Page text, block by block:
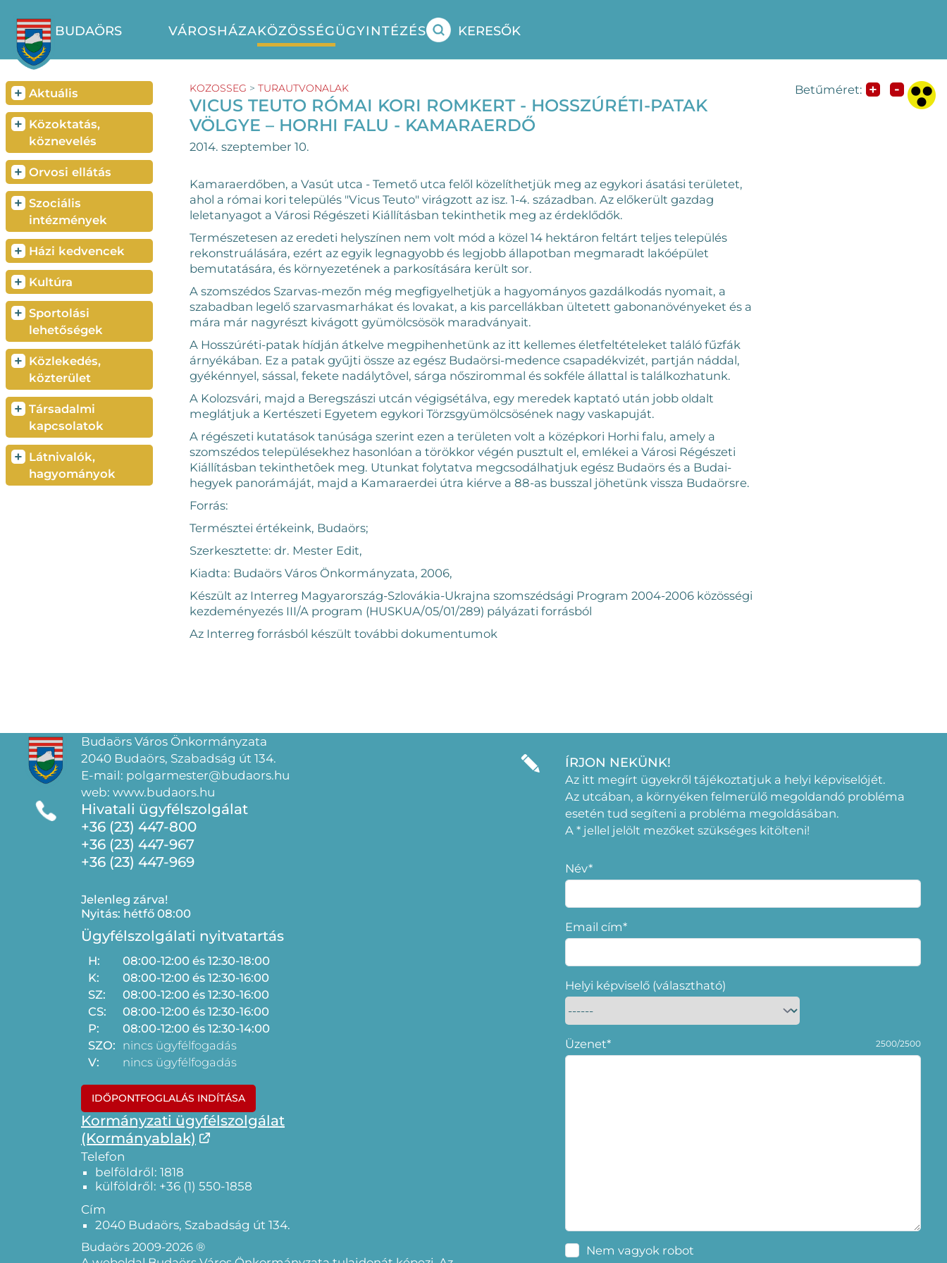
BUDAÖRS VÁROSHÁZAKÖZÖSSÉGÜGYINTÉZÉS KERESŐK
+ Aktuális
+ Közoktatás,
köznevelés
+ Orvosi ellátás
+ Szociális
intézmények
+ Házi kedvencek
+ Kultúra
+ Sportolási
lehetőségek
+ Közlekedés,
közterület
+ Társadalmi
kapcsolatok
+ Látnivalók,
hagyományok
KOZOSSEG > TURAUTVONALAK
VICUS TEUTO RÓMAI KORI ROMKERT - HOSSZÚRÉTI-PATAK
VÖLGYE – HORHI FALU - KAMARAERDŐ
2014. szeptember 10.
Kamaraerdőben, a Vasút utca - Temető utca felől közelíthetjük meg az egykori ásatási területet,
ahol a római kori település "Vicus Teuto" virágzott az isz. 1-4. században. Az előkerült gazdag
leletanyagot a Városi Régészeti Kiállításban tekinthetik meg az érdeklődők.
Természetesen az eredeti helyszínen nem volt mód a közel 14 hektáron feltárt teljes település
rekonstruálására, ezért az egyik legnagyobb és legjobb állapotban megmaradt lakóépület
bemutatására, és környezetének a parkosítására került sor.
A szomszédos Szarvas-mezőn még megfigyelhetjük a hagyományos gazdálkodás nyomait, a
szabadban legelő szarvasmarhákat és lovakat, a kis parcellákban ültetett gabonanövényeket és a
mára már nagyrészt kivágott gyümölcsösök maradványait.
A Hosszúréti-patak hídján átkelve megpihenhetünk az itt kellemes életfeltételeket találó fűzfák
árnyékában. Ez a patak gyűjti össze az egész Budaörsi-medence csapadékvizét, partján náddal,
gyékénnyel, sással, fekete nadálytôvel, sárga nőszirommal és sokféle állattal is találkozhatunk.
A Kolozsvári, majd a Beregszászi utcán végigsétálva, egy meredek kaptató után jobb oldalt
meglátjuk a Kertészeti Egyetem egykori Törzsgyümölcsösének nagy vaskapuját.
A régészeti kutatások tanúsága szerint ezen a területen volt a középkori Horhi falu, amely a
szomszédos településekhez hasonlóan a törökkor végén pusztult el, emlékei a Városi Régészeti
Kiállításban tekinthetôek meg. Utunkat folytatva megcsodálhatjuk egész Budaörs és a Budai-
hegyek panorámáját, majd a Kamaraerdei útra kiérve a 88-as busszal jöhetünk vissza Budaörsre.
Forrás:
Természtei értékeink, Budaörs;
Szerkesztette: dr. Mester Edit,
Kiadta: Budaörs Város Önkormányzata, 2006,
Készült az Interreg Magyarország-Szlovákia-Ukrajna szomszédsági Program 2004-2006 közösségi
kezdeményezés III/A program (HUSKUA/05/01/289) pályázati forrásból
Az Interreg forrásból készült további dokumentumok
Betűméret: + -
Budaörs Város Önkormányzata
2040 Budaörs, Szabadság út 134.
E-mail: polgarmester@budaors.hu
web: www.budaors.hu
Hivatali ügyfélszolgálat
+36 (23) 447-800
+36 (23) 447-967
+36 (23) 447-969
Jelenleg zárva!
Nyitás: hétfő 08:00
Ügyfélszolgálati nyitvatartás
H:
08:00-12:00 és 12:30-18:00
K:
08:00-12:00 és 12:30-16:00
SZ:
08:00-12:00 és 12:30-16:00
CS:
08:00-12:00 és 12:30-16:00
P:
08:00-12:00 és 12:30-14:00
SZO: nincs ügyfélfogadás
V:
nincs ügyfélfogadás
IDŐPONTFOGLALÁS INDÍTÁSA
Kormányzati ügyfélszolgálat
(Kormányablak)
Telefon
belföldről: 1818
külföldről: +36 (1) 550-1858
Cím
2040 Budaörs, Szabadság út 134.
Budaörs 2009-2026 ®
ÍRJON NEKÜNK!
Az itt megírt ügyekről tájékoztatjuk a helyi képviselójét.
Az utcában, a környéken felmerülő megoldandó probléma
esetén tud segíteni a probléma megoldásában.
A * jellel jelölt mezőket szükséges kitölteni!
Név*
Email cím*
Helyi képviselő (választható)
Üzenet* 2500/2500
Nem vagyok robot